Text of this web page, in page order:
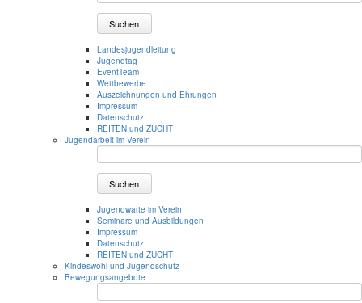
Suchen
Landesjugendleitung
Jugendtag
EventTeam
Wettbewerbe
Auszeichnungen und Ehrungen
Impressum
Datenschutz
REITEN und ZUCHT
Jugendarbeit im Verein
Suchen
Jugendwarte im Verein
Seminare und Ausbildungen
Impressum
Datenschutz
REITEN und ZUCHT
Kindeswohl und Jugendschutz
Bewegungsangebote